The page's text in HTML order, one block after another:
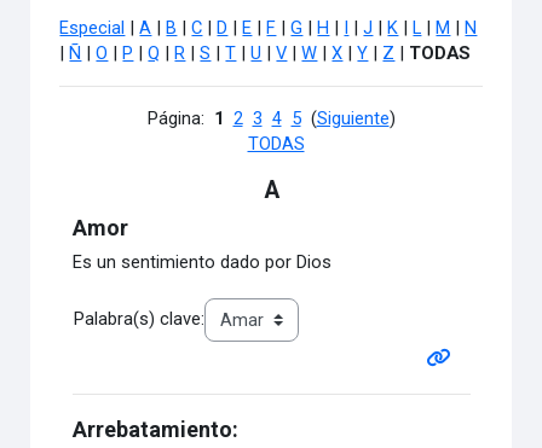
Especial |A B |C D E F |G H |J K L M
N
Ñ |O P |Q R |S |T |U |V |W |X |Y Z TODAS
Página: 1 2 3 4 5(Siguiente)
TODAS
A
Amor
Es un sentimiento dado por Dios
Palabra(s) clave:
Arrebatamiento: